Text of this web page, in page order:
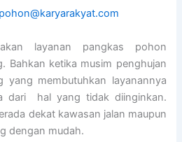
akan layanan pangkas pohon
Bahkan ketika musim penghujan
yang membutuhkan layanannya
dari hal yang tidak diinginkan.
dekat kawasan jalan maupun
dengan mudah.